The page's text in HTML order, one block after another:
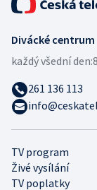
TV program
Živé vysílání
TV poplatky
Divácké centrum
každý všední den:
261 136 113